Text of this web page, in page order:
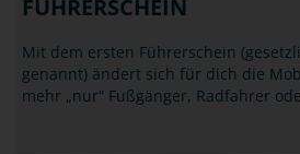
FÜHRERSCHEIN
Mit dem ersten Führerschein
genannt) ändert sich für dich die
mehr „nur“ Fußgänger, Radfahrer